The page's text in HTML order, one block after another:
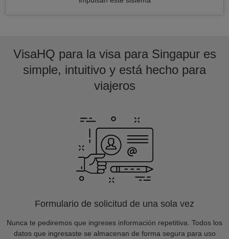
VisaHQ para la visa para Singapur es
simple, intuitivo y está hecho para
viajeros
Formulario de solicitud de una sola vez
Nunca te pediremos que ingreses información repetitiva. Todos los
datos que ingresaste se almacenan de forma segura para uso